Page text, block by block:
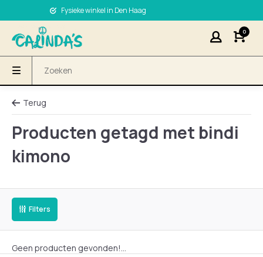
Fysieke winkel in Den Haag
0
Terug
Producten getagd met bindi
kimono
Filters
Geen producten gevonden!...